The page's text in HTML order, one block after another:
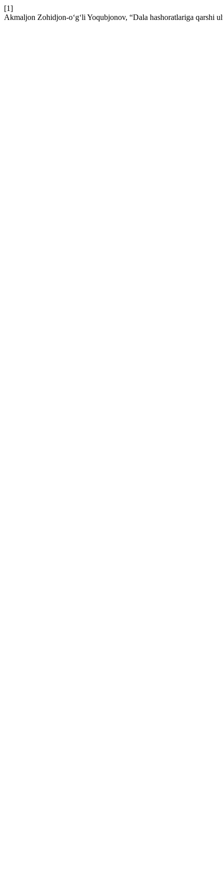
[1]
Akmaljon Zohidjon-o‘g‘li Yoqubjonov, “Dala hashoratlariga qarshi